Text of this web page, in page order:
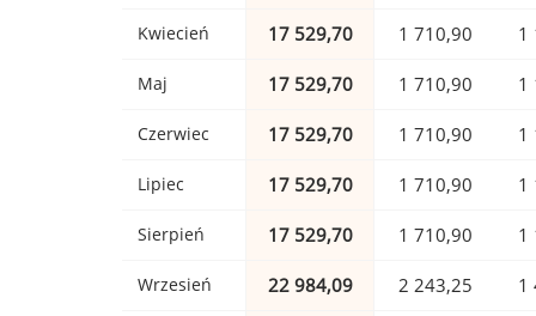
Kwiecień 17 529,70 1 710,90 1
Maj 17 529,70 1 710,90 1
Czerwiec 17 529,70 1 710,90 1
Lipiec 17 529,70 1 710,90 1
Sierpień 17 529,70 1 710,90 1
Wrzesień 22 984,09 2 243,25 1